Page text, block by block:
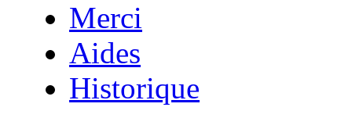
Merci
Aides
Historique